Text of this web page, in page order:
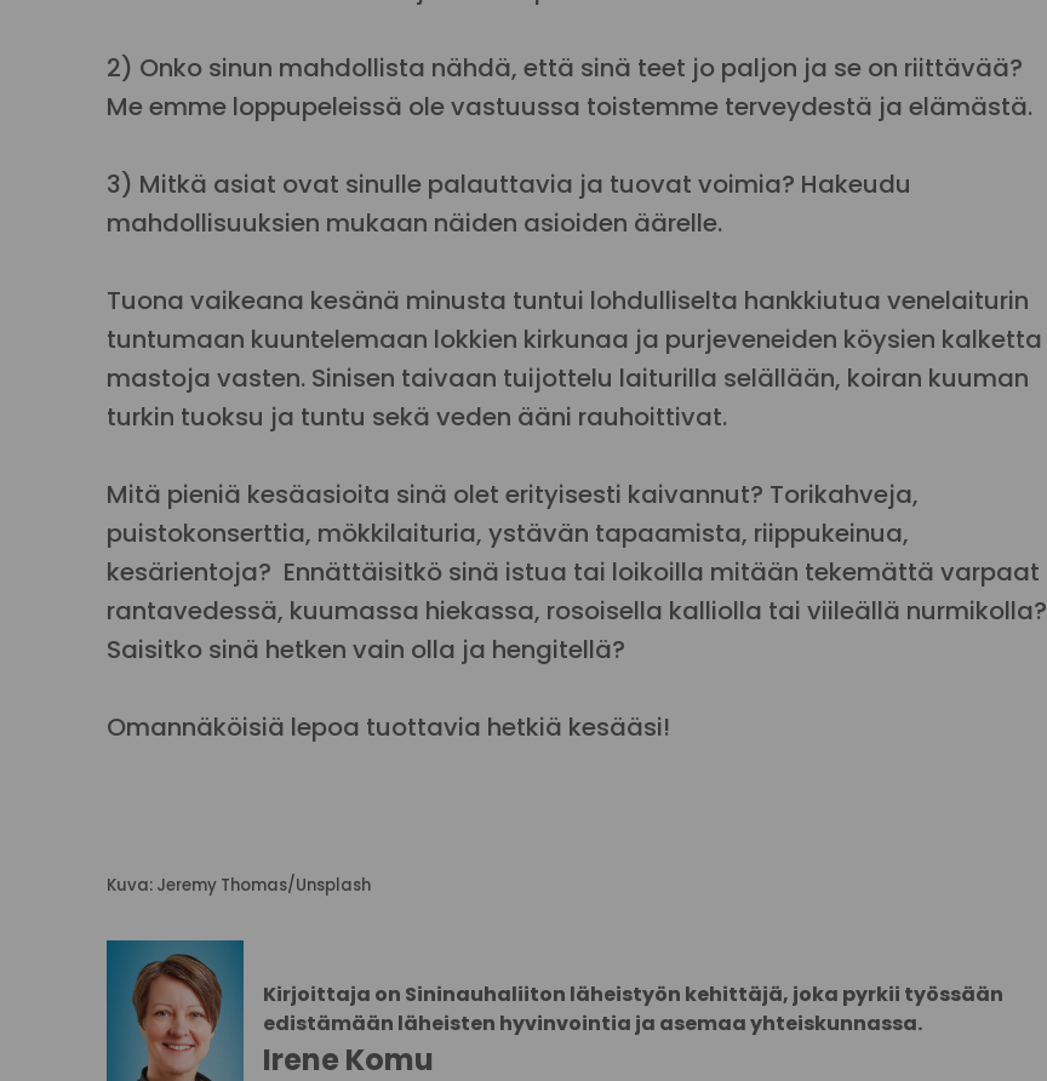
2) Onko sinun mahdollista nähdä, että sinä teet jo paljon ja se on riittävää?
Me emme loppupeleissä ole vastuussa toistemme terveydestä ja elämästä.
3) Mitkä asiat ovat sinulle palauttavia ja tuovat voimia? Hakeudu
mahdollisuuksien mukaan näiden asioiden äärelle.
Tuona vaikeana kesänä minusta tuntui lohdulliselta hankkiutua venelaiturin
tuntumaan kuuntelemaan lokkien kirkunaa ja purjeveneiden köysien kalketta
mastoja vasten. Sinisen taivaan tuijottelu laiturilla selällään, koiran kuuman
turkin tuoksu ja tuntu sekä veden ääni rauhoittivat.
Mitä pieniä kesäasioita sinä olet erityisesti kaivannut? Torikahveja,
puistokonserttia, mökkilaituria, ystävän tapaamista, riippukeinua,
kesärientoja? Ennättäisitkö sinä istua tai loikoilla mitään tekemättä varpaat
rantavedessä, kuumassa hiekassa, rosoisella kalliolla tai viileällä nurmikolla?
Saisitko sinä hetken vain olla ja hengitellä?
Omannäköisiä lepoa tuottavia hetkiä kesääsi!
Kuva: Jeremy Thomas/Unsplash
Kirjoittaja on Sininauhaliiton läheistyön kehittäjä, joka pyrkii työssään
edistämään läheisten hyvinvointia ja asemaa yhteiskunnassa.
Irene Komu